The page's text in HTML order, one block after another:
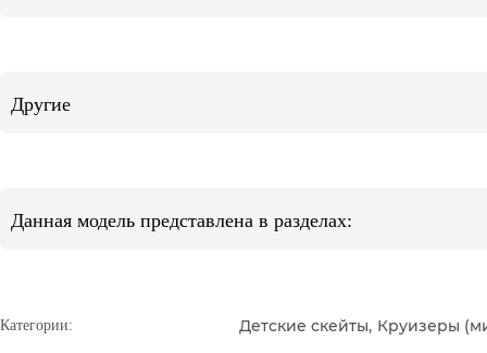
Другие
Данная модель представлена в разделах:
Категории: Детские скейты, Круизеры